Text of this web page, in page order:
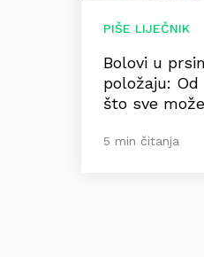
PIŠE LIJEČNIK
Bolovi u
položaju:
što sve
5 min čitanja